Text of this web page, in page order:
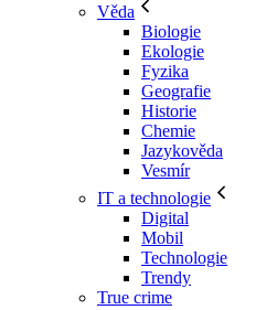
Věda
Biologie
Ekologie
Fyzika
Geografie
Historie
Chemie
Jazykověda
Vesmír
IT a technologie
Digital
Mobil
Technologie
Trendy
True crime